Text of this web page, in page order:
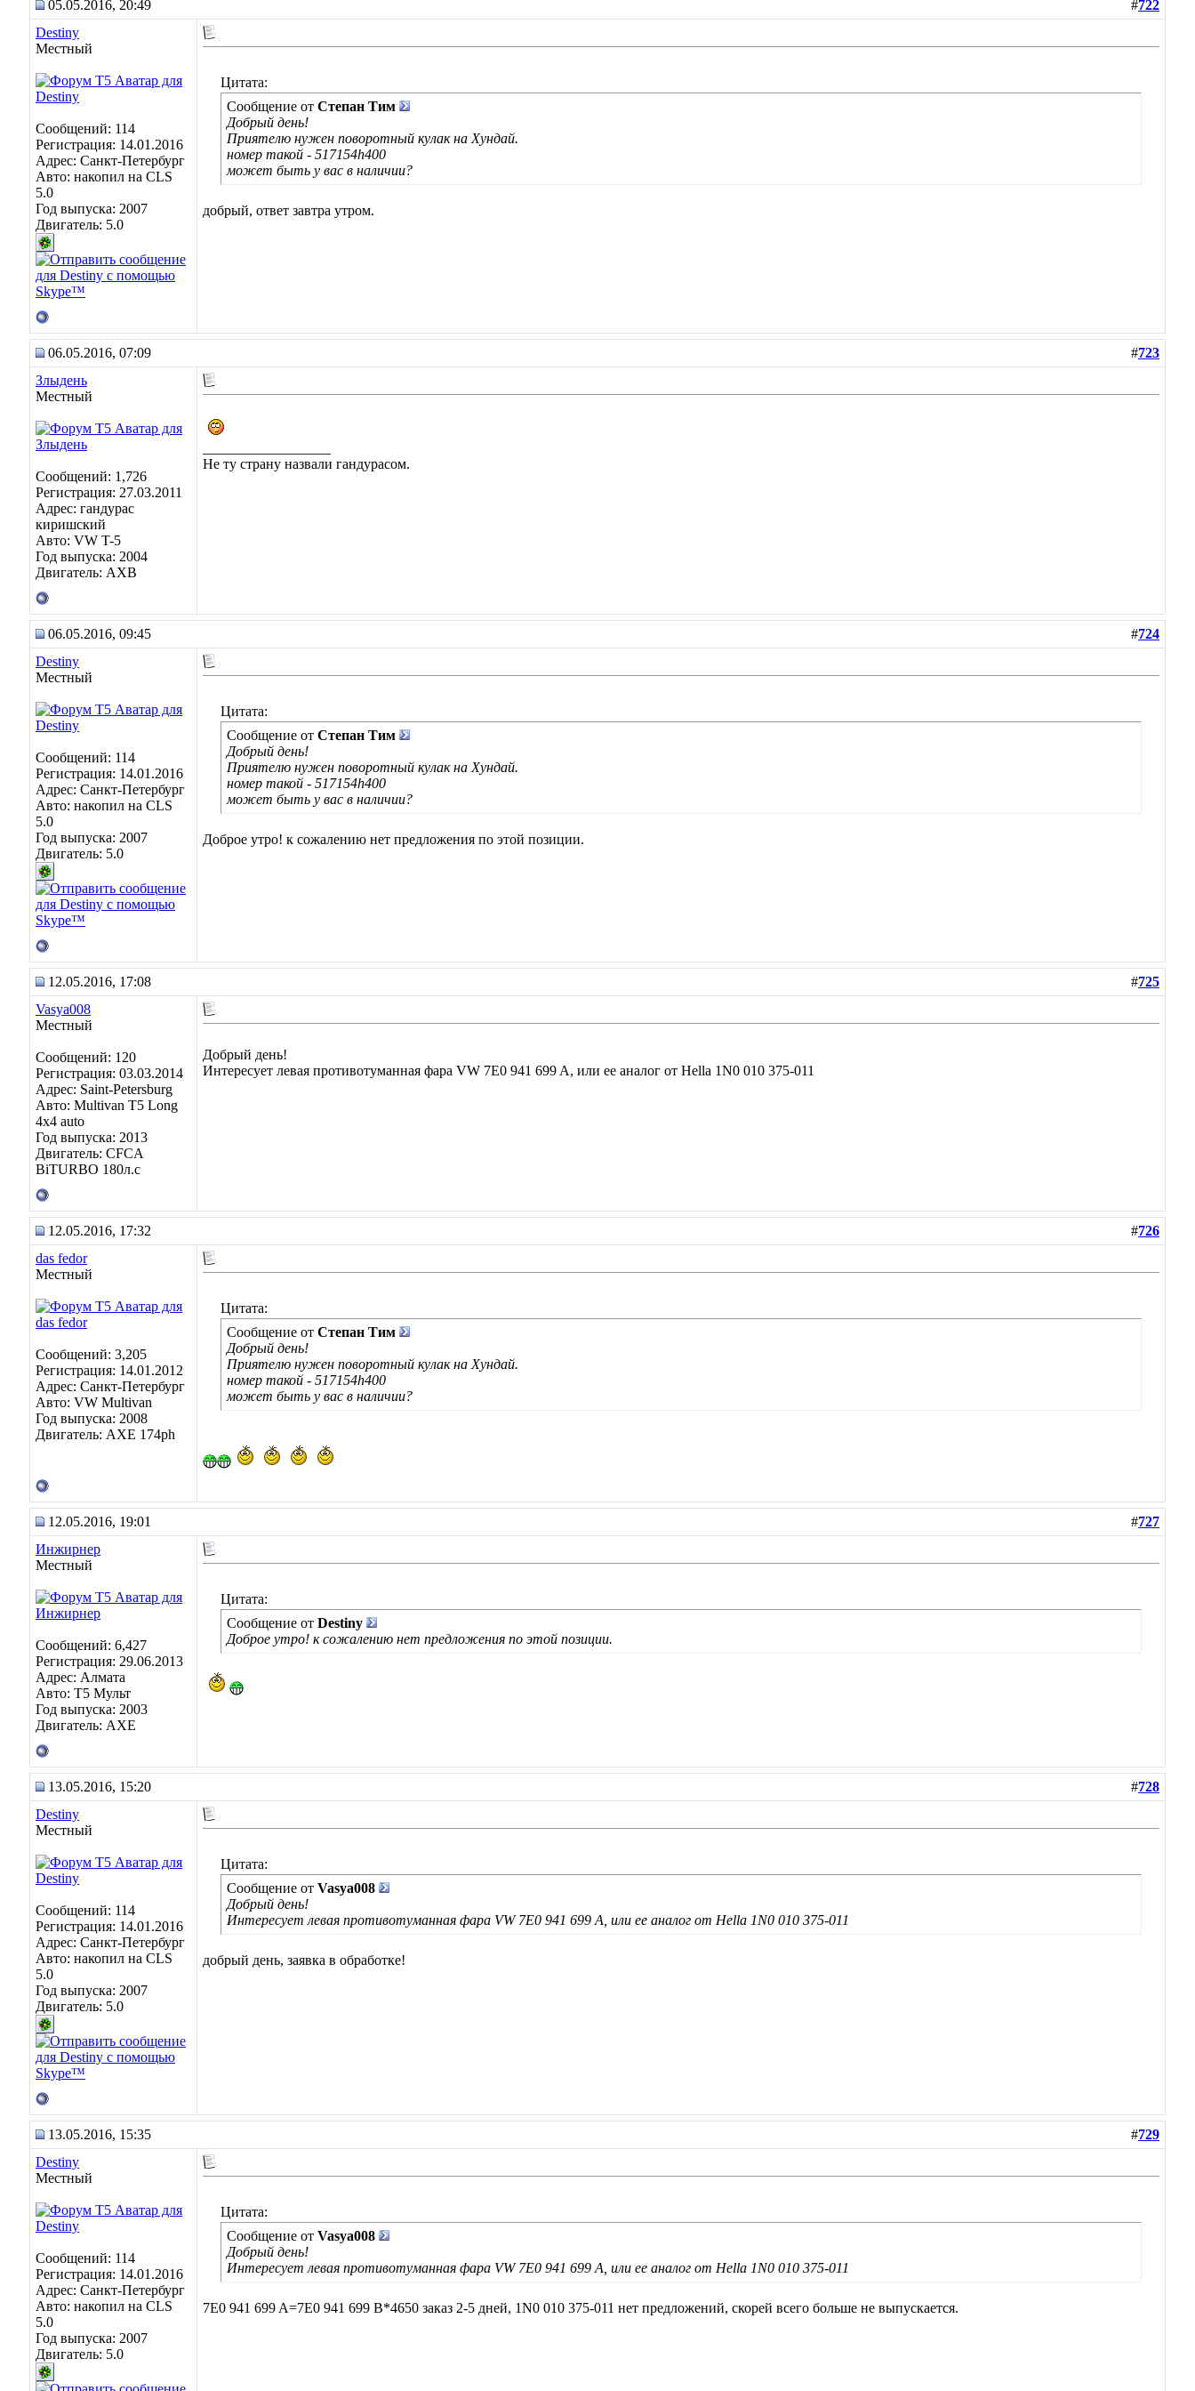
05.05.2016, 20:49 #722
Destiny
Местный
Сообщений: 114
Регистрация: 14.01.2016
Адрес: Санкт-Петербург
Авто: накопил на CLS
5.0
Год выпуска: 2007
Двигатель: 5.0
Цитата:
Сообщение от Степан Тим
Добрый день!
Приятелю нужен поворотный кулак на Хундай.
номер такой - 517154h400
может быть у вас в наличии?
добрый, ответ завтра утром.
06.05.2016, 07:09 #723
Злыдень
Местный
Сообщений: 1,726
Регистрация: 27.03.2011
Адрес: гандурас
киришский
Авто: VW T-5
Год выпуска: 2004
Двигатель: AXB
Не ту страну назвали гандурасом.
06.05.2016, 09:45 #724
Destiny
Местный
Сообщений: 114
Регистрация: 14.01.2016
Адрес: Санкт-Петербург
Авто: накопил на CLS
5.0
Год выпуска: 2007
Двигатель: 5.0
Цитата:
Сообщение от Степан Тим
Добрый день!
Приятелю нужен поворотный кулак на Хундай.
номер такой - 517154h400
может быть у вас в наличии?
Доброе утро! к сожалению нет предложения по этой позиции.
12.05.2016, 17:08 #725
Vasya008
Местный
Сообщений: 120
Регистрация: 03.03.2014
Адрес: Saint-Petersburg
Авто: Multivan T5 Long
4x4 auto
Год выпуска: 2013
Двигатель: CFCA
BiTURBO 180л.с
Добрый день!
Интересует левая противотуманная фара VW 7E0 941 699 A, или ее аналог от Hella 1N0 010 375-011
12.05.2016, 17:32 #726
das fedor
Местный
Сообщений: 3,205
Регистрация: 14.01.2012
Адрес: Санкт-Петербург
Авто: VW Multivan
Год выпуска: 2008
Двигатель: АХЕ 174рh
Цитата:
Сообщение от Степан Тим
Добрый день!
Приятелю нужен поворотный кулак на Хундай.
номер такой - 517154h400
может быть у вас в наличии?
12.05.2016, 19:01 #727
Инжирнер
Местный
Сообщений: 6,427
Регистрация: 29.06.2013
Адрес: Алмата
Авто: Т5 Мульт
Год выпуска: 2003
Двигатель: АХЕ
Цитата:
Сообщение от Destiny
Доброе утро! к сожалению нет предложения по этой позиции.
13.05.2016, 15:20 #728
Destiny
Местный
Сообщений: 114
Регистрация: 14.01.2016
Адрес: Санкт-Петербург
Авто: накопил на CLS
5.0
Год выпуска: 2007
Двигатель: 5.0
Цитата:
Сообщение от Vasya008
Добрый день!
Интересует левая противотуманная фара VW 7E0 941 699 A, или ее аналог от Hella 1N0 010 375-011
добрый день, заявка в обработке!
13.05.2016, 15:35 #729
Destiny
Местный
Сообщений: 114
Регистрация: 14.01.2016
Адрес: Санкт-Петербург
Авто: накопил на CLS
5.0
Год выпуска: 2007
Двигатель: 5.0
Цитата:
Сообщение от Vasya008
Добрый день!
Интересует левая противотуманная фара VW 7E0 941 699 A, или ее аналог от Hella 1N0 010 375-011
7E0 941 699 A=7E0 941 699 B*4650 заказ 2-5 дней, 1N0 010 375-011 нет предложений, скорей всего больше не выпускается.